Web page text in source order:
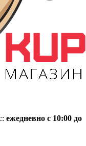
ежедневно с 10:00 до